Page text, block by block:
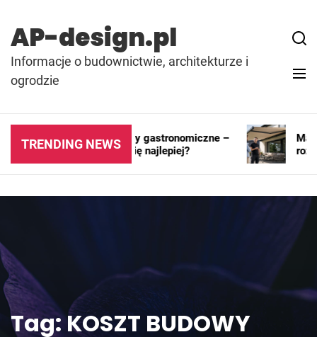
content
AP-design.pl
Informacje o budownictwie, architekturze i
ogrodzie
TRENDING NEWS
Kontenery i pawilony gastronomiczne –
gdzie sprawdzają się najlepiej?
Tag:KOSZT BUDOWY